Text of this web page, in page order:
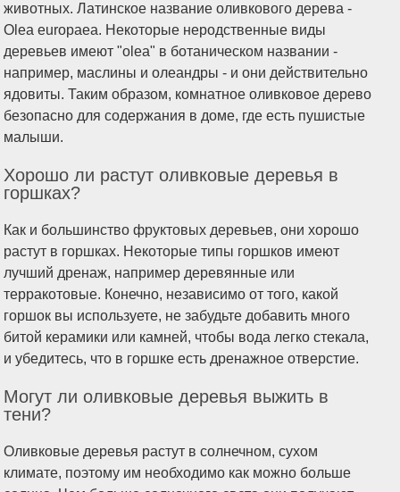
животных. Латинское название оливкового дерева -
Olea europaea. Некоторые неродственные виды
деревьев имеют "olea" в ботаническом названии -
например, маслины и олеандры - и они действительно
ядовиты. Таким образом, комнатное оливковое дерево
безопасно для содержания в доме, где есть пушистые
малыши.
Хорошо ли растут оливковые деревья в
горшках?
Как и большинство фруктовых деревьев, они хорошо
растут в горшках. Некоторые типы горшков имеют
лучший дренаж, например деревянные или
терракотовые. Конечно, независимо от того, какой
горшок вы используете, не забудьте добавить много
битой керамики или камней, чтобы вода легко стекала,
и убедитесь, что в горшке есть дренажное отверстие.
Могут ли оливковые деревья выжить в
тени?
Оливковые деревья растут в солнечном, сухом
климате, поэтому им необходимо как можно больше